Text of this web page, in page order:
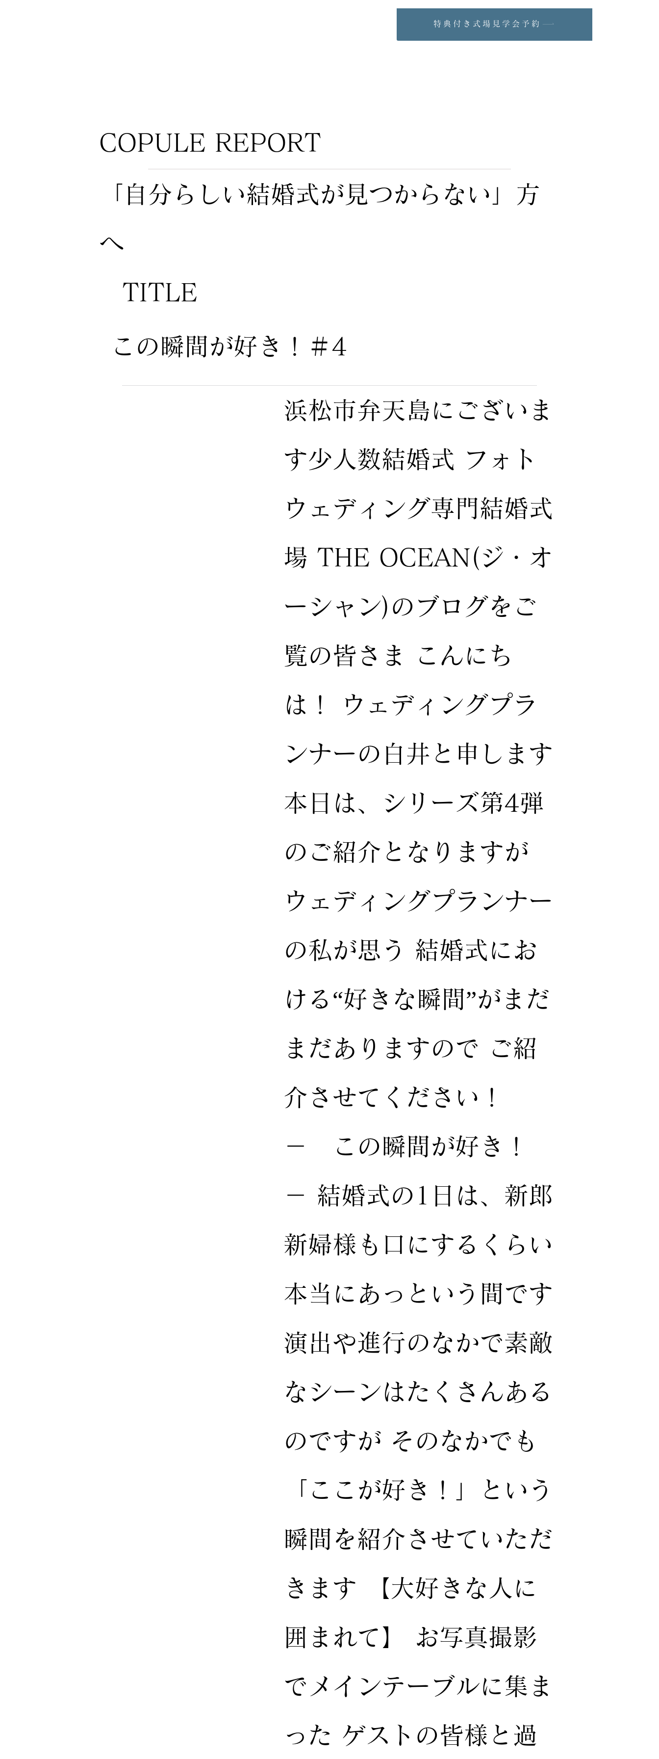
特典付き式場見学会予約
この瞬間が好き！＃4
浜松市弁天島にございま
す少人数結婚式 フォト
ウェディング専門結婚式
場 THE OCEAN(ジ・オ
ーシャン)のブログをご
覧の皆さま こんにち
は！ ウェディングプラ
ンナーの白井と申します
本日は、シリーズ第4弾
のご紹介となりますが
ウェディングプランナー
の私が思う 結婚式にお
ける“好きな瞬間”がまだ
まだありますので ご紹
介させてください！
－ この瞬間が好き！
－ 結婚式の1日は、新郎
新婦様も口にするくらい
本当にあっという間です
演出や進行のなかで素敵
なシーンはたくさんある
のですが そのなかでも
「ここが好き！」という
瞬間を紹介させていただ
きます 【大好きな人に
囲まれて】 お写真撮影
でメインテーブルに集ま
った ゲストの皆様と過
TITLE
COPULE REPORT
「自分らしい結婚式が見つからない」方
へ